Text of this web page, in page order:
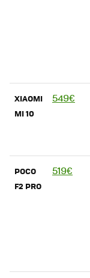
XIAOMI
MI 10
549€
POCO
F2 PRO
519€